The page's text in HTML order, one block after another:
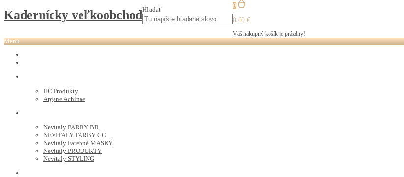
Kadernícky veľkoobchodHľadať
0
0.00 €
Váš nákupný košík je prázdny!
Menu
HC Produkty
Argane Achinae
Nevitaly FARBY BB
NEVITALY FARBY CC
Nevitaly Farebné MASKY
Nevitaly PRODUKTY
Nevitaly STYLING